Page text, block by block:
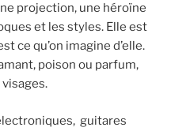
projection, une héroïne
et les styles. Elle est
ce qu’on imagine d’elle.
poison ou parfum,
guitares